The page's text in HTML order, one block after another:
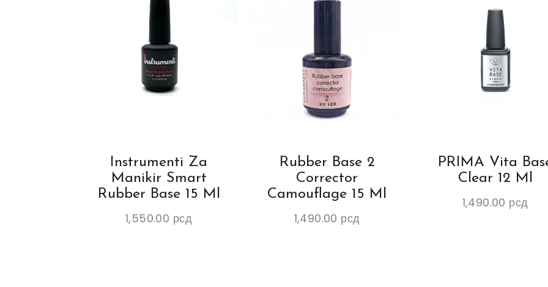
Instrumenti Za
Manikir Smart
Rubber Base 15 Ml
1,550.00 рсд
Rubber Base 2
Corrector
Camouflage 15 Ml
1,490.00 рсд
PRIMA Vita
Clear 12 Ml
1,490.00 рсд